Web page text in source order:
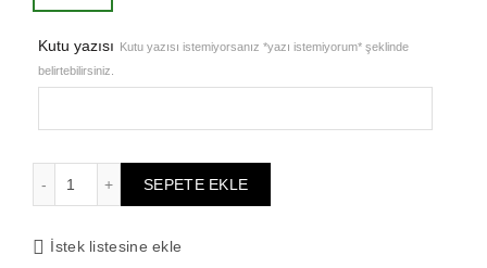
₺1.341,50.
Kutu yazısı Kutu yazısı istemiyorsanız *yazı istemiyorum* şeklinde
belirtebilirsiniz.
SEPETE EKLE
İstek listesine ekle